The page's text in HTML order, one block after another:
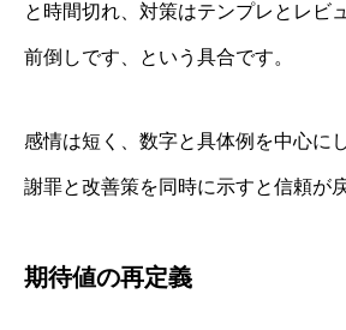
と時間切れ、対策はテンプレとレビ
前倒しです、という具合です。
感情は短く、数字と具体例を中心に
謝罪と改善策を同時に示すと信頼が
期待値の再定義